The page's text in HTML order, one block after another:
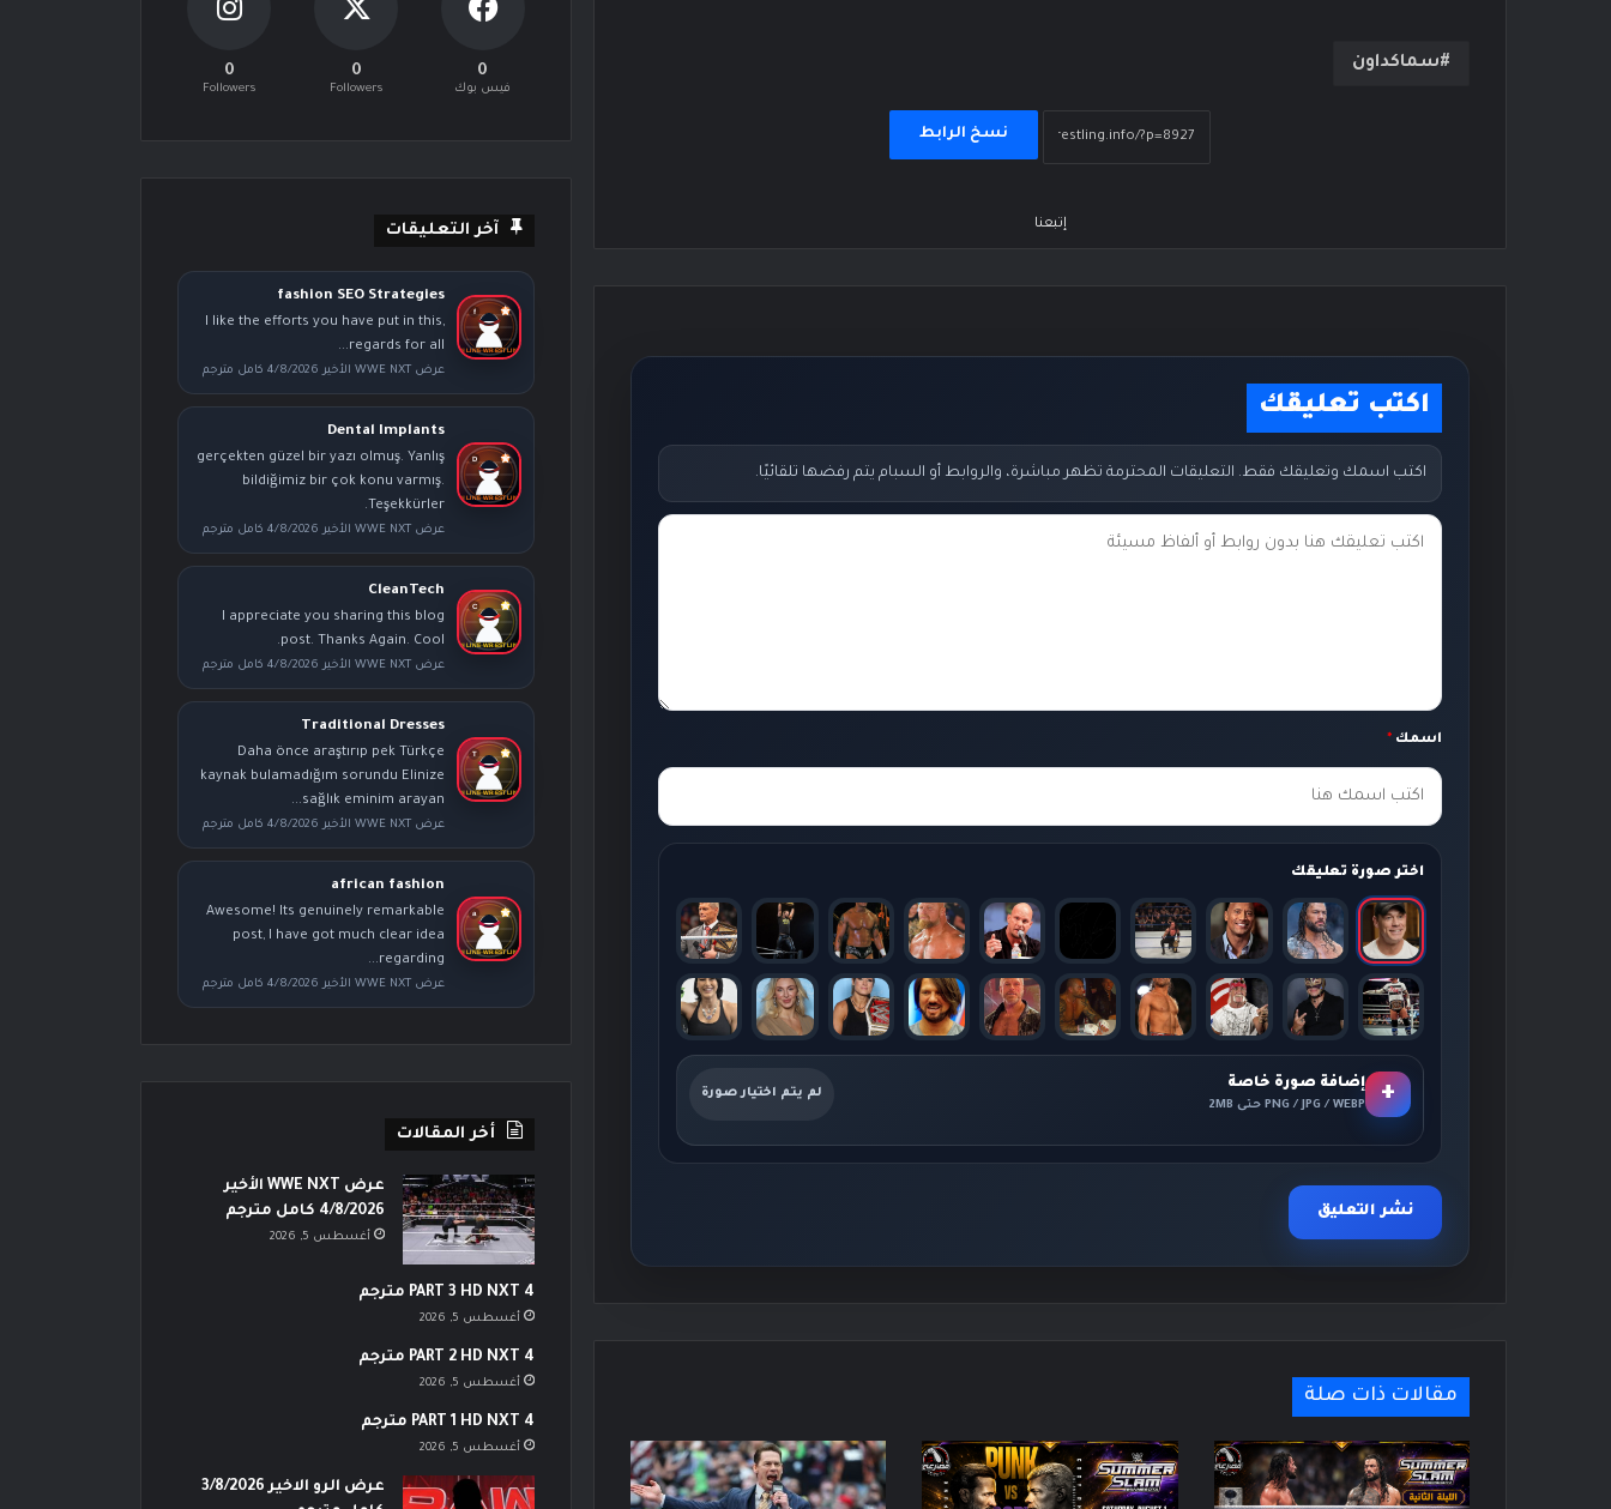
سماكداون
نسخ الرابط
إتبعنا
اكتب تعليقك
اكتب اسمك وتعليقك فقط. التعليقات المحترمة تظهر مباشرة، والروابط أو السبام يتم رفضها تلقائيًا.
ت
ك
اسمك *
اختر صورة تعليقك
+ إضافة صورة خاصة
PNG / JPG / WEBP حتى 2MB
لم يتم اختيار صورة
مقالات ذات صلة
0
فيس بوك
0
Followers
0
Followers
آخر التعليقات
fashion SEO Strategies
I like the efforts you have put in this,
regards for all...
عرض WWE NXT الأخير 4/8/2026 كامل مترجم
Dental Implants
gerçekten güzel bir yazı olmuş. Yanlış
bildiğimiz bir çok konu varmış.
Teşekkürler.
عرض WWE NXT الأخير 4/8/2026 كامل مترجم
CleanTech
I appreciate you sharing this blog
post. Thanks Again. Cool.
عرض WWE NXT الأخير 4/8/2026 كامل مترجم
Traditional Dresses
Daha önce araştırıp pek Türkçe
kaynak bulamadığım sorundu Elinize
sağlık eminim arayan...
عرض WWE NXT الأخير 4/8/2026 كامل مترجم
african fashion
Awesome! Its genuinely remarkable
post, I have got much clear idea
regarding...
عرض WWE NXT الأخير 4/8/2026 كامل مترجم
أخر المقالات
عرض WWE NXT الأخير
4/8/2026 كامل مترجم
أغسطس 5, 2026
PART 3 HD NXT 4 مترجم
أغسطس 5, 2026
PART 2 HD NXT 4 مترجم
أغسطس 5, 2026
PART 1 HD NXT 4 مترجم
أغسطس 5, 2026
عرض الرو الاخير 3/8/2026